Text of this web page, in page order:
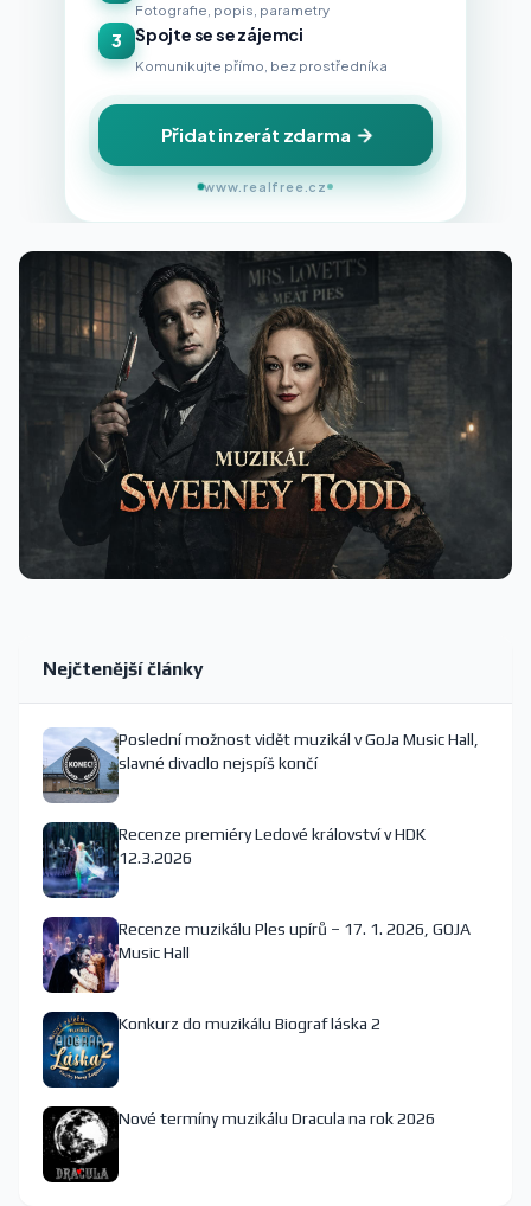
Fotografie, popis, parametry
3 Spojte se se zájemci
Komunikujte přímo, bez prostředníka
Přidat inzerát zdarma
www.realfree.cz
Nejčtenější články
Poslední možnost vidět muzikál v GoJa Music Hall,
slavné divadlo nejspíš končí
Recenze premiéry Ledové království v HDK
12.3.2026
Recenze muzikálu Ples upírů – 17. 1. 2026, GOJA
Music Hall
Konkurz do muzikálu Biograf láska 2
Nové termíny muzikálu Dracula na rok 2026